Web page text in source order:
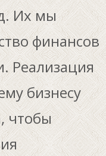
Их мы
финансов
Реализация
бизнесу
чтобы